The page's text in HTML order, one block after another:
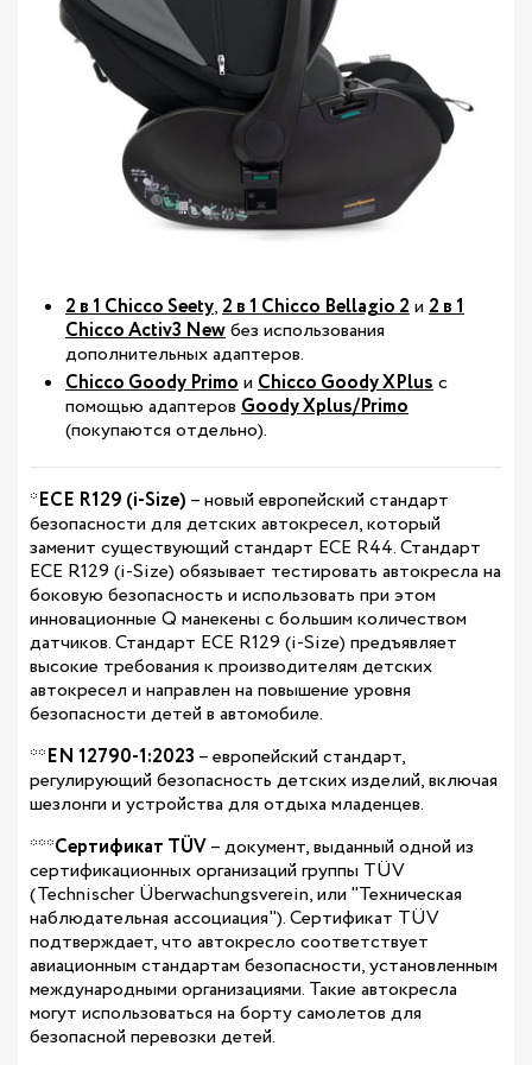
2 в 1 Chicco Seety,2 в 1 Chicco Bellagio 2и 2 в 1
Chicco Activ3 Newбез использования
дополнительных адаптеров.
Chicco Goody Primoи Chicco Goody XPlusс
помощью адаптеров Goody Xplus/Primo
(покупаются отдельно).
*ECE R129 (i-Size) – новый европейский стандарт
безопасности для детских автокресел, который
заменит существующий стандарт ECE R44. Стандарт
ECE R129 (i-Size) обязывает тестировать автокресла на
боковую безопасность и использовать при этом
инновационные Q манекены с большим количеством
датчиков. Стандарт ECE R129 (i-Size) предъявляет
высокие требования к производителям детских
автокресел и направлен на повышение уровня
безопасности детей в автомобиле.
**EN 12790-1:2023 – европейский стандарт,
регулирующий безопасность детских изделий, включая
шезлонги и устройства для отдыха младенцев.
***Сертификат TÜV– документ, выданный одной из
сертификационных организаций группы TÜV
(Technischer Überwachungsverein, или "Техническая
наблюдательная ассоциация"). Сертификат TÜV
подтверждает, что автокресло соответствует
авиационным стандартам безопасности, установленным
международными организациями. Такие автокресла
могут использоваться на борту самолетов для
безопасной перевозки детей.